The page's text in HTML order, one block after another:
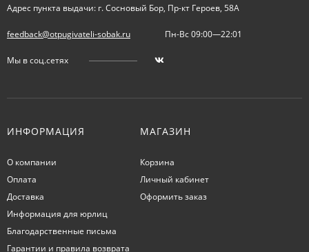
Адрес пункта выдачи: г. Сосновый Бор, Пр-кт Героев, 58А
feedback@otpugivateli-sobak.ru Пн-Вс 09:00—22:01
Мы в соц.сетях
ИНФОРМАЦИЯ
О компании
Оплата
Доставка
Информация для юрлиц
Благодарственные письма
Гарантии и правила возврата
МАГАЗИН
Корзина
Личный кабинет
Оформить заказ